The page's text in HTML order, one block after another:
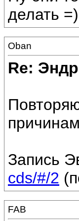
делать =)
Oban
Re:
Запись
cds/#/2
FAB